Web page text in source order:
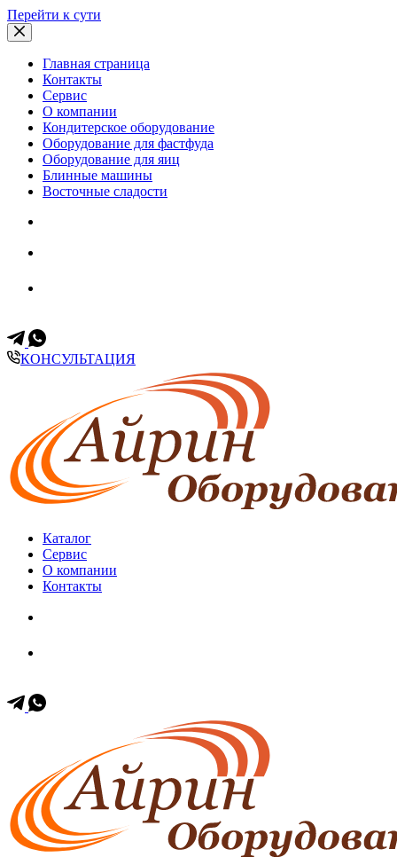
Перейти к сути
Главная страница
Контакты
Сервис
О компании
Кондитерское оборудование
Оборудование для фастфуда
Оборудование для яиц
Блинные машины
Восточные сладости
КОНСУЛЬТАЦИЯ
Каталог
Сервис
О компании
Контакты